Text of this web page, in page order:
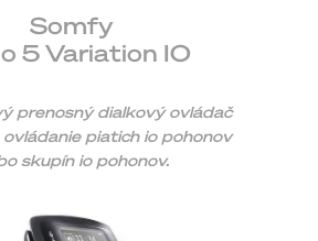
Somfy
5 Variation IO
prenosný dialkový ovládač
piatich io pohonov
skupín io pohonov.